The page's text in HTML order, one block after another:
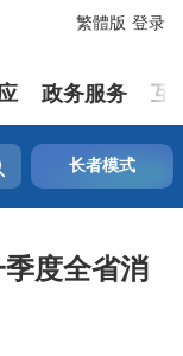
登录
繁體版
政务服务 互
长者模式
度全省消